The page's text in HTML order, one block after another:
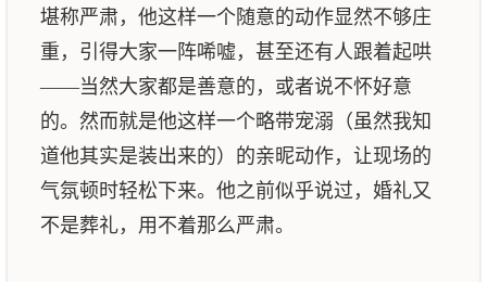
堪称严肃，他这样一个随意的动作显然不够庄
重，引得大家一阵唏嘘，甚至还有人跟着起哄
——当然大家都是善意的，或者说不怀好意
的。然而就是他这样一个略带宠溺（虽然我知
道他其实是装出来的）的亲昵动作，让现场的
气氛顿时轻松下来。他之前似乎说过，婚礼又
不是葬礼，用不着那么严肃。